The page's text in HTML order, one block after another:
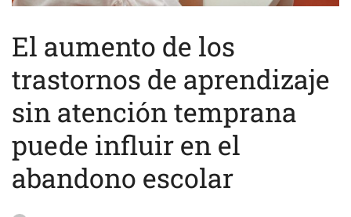
El aumento de los
trastornos de aprendizaje
sin atención temprana
puede influir en el
abandono escolar